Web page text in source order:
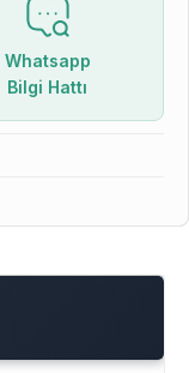
Whatsapp
Bilgi Hattı